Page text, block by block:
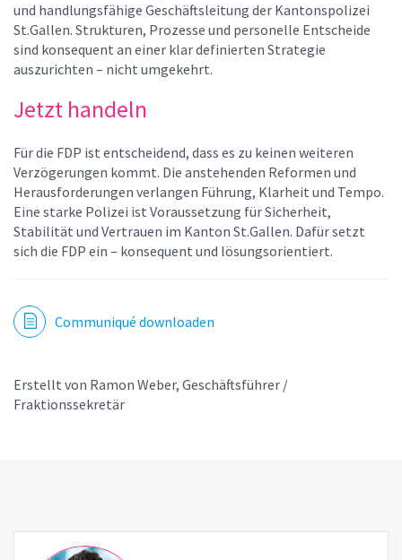
und handlungsfähige Geschäftsleitung der Kantonspolizei
St.Gallen. Strukturen, Prozesse und personelle Entscheide
sind konsequent an einer klar definierten Strategie
auszurichten – nicht umgekehrt.
Jetzt handeln
Für die FDP ist entscheidend, dass es zu keinen weiteren
Verzögerungen kommt. Die anstehenden Reformen und
Herausforderungen verlangen Führung, Klarheit und Tempo.
Eine starke Polizei ist Voraussetzung für Sicherheit,
Stabilität und Vertrauen im Kanton St.Gallen. Dafür setzt
sich die FDP ein – konsequent und lösungsorientiert.
Communiqué downloaden
Erstellt von Ramon Weber, Geschäftsführer /
Fraktionssekretär